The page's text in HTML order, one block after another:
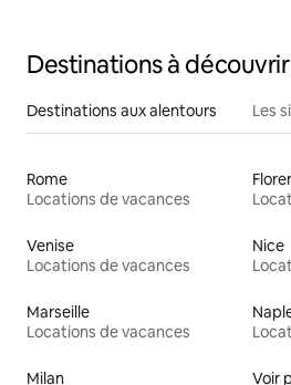
Destinations à découvrir
Destinations aux alentours Les
Rome
Locations de vacances
Venise
Locations de vacances
Nice
Marseille
Locations de vacances
Milan
Voir